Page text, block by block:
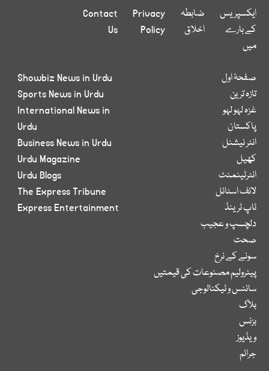
ایکسپریس
کے بارے
میں
ضابطہ
اخلاق
Privacy
Policy
Contact
Us
صفحۂ اول
تازہ ترین
غزہ لہو لہو
پاکستان
انٹر نیشنل
کھیل
انٹرٹینمنٹ
لائف اسٹائل
ٹاپ ٹرینڈ
دلچسپ و عجیب
صحت
سونے کے نرخ
پیٹرولیم مصنوعات کی قیمتیں
سائنس و ٹیکنالوجی
بلاگ
بزنس
ویڈیوز
جرائم
Showbiz News in Urdu
Sports News in Urdu
International News in
Urdu
Business News in Urdu
Urdu Magazine
Urdu Blogs
The Express Tribune
Express Entertainment